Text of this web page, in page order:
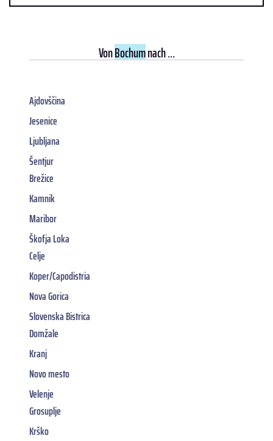
VonBochumnach ...
Ajdovščina
Jesenice
Ljubljana
Šentjur
Brežice
Kamnik
Maribor
Škofja Loka
Celje
Koper/Capodistria
Nova Gorica
Slovenska Bistrica
Domžale
Kranj
Novo mesto
Velenje
Grosuplje
Krško